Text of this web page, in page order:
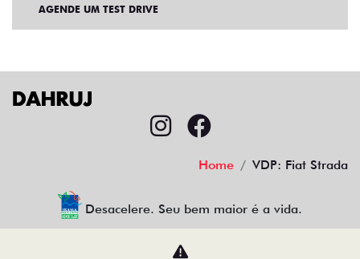
AGENDE UM TEST DRIVE
Home VDP: Fiat Strada
Desacelere. Seu bem maior é a vida.